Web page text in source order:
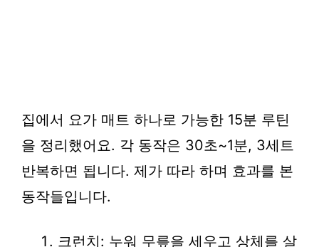
집에서 요가 매트 하나로 가능한 15분 루틴
을 정리했어요. 각 동작은 30초~1분, 3세트
반복하면 됩니다. 제가 따라 하며 효과를 본
동작들입니다.
크런치: 누워 무릎을 세우고 상체를 살